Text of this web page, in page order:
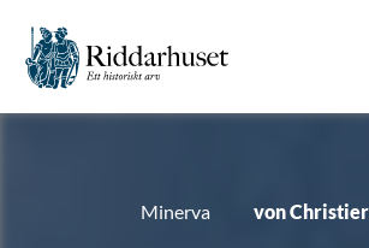
Minerva von